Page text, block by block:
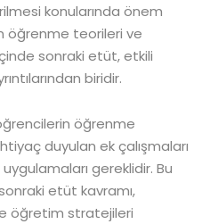
konularında önem
öğrenme teorileri ve
sonraki etüt, etkili
biridir.
öğrenme
duyulan ek çalışmaları
gereklidir. Bu
etüt kavramı,
öğretim stratejileri